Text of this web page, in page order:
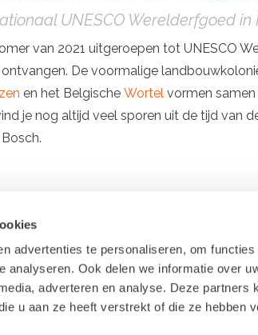
advertenties te personaliseren, om
analyseren. Ook delen we informatie over
adverteren en analyse. Deze partners
u aan ze heeft verstrekt of die ze hebben
UNESCO Werelderfgoed
van 2021 uitgeroepen tot UNESCO
De voormalige
en het Belgische Wortelvormen samen
je nog altijd veel sporen uit de tijd van